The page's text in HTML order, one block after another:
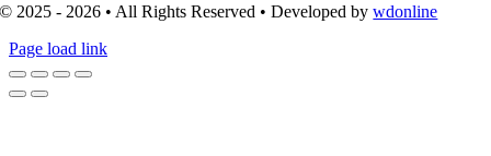
© 2025 - 2026 • All Rights Reserved • Developed bywdonline
Page load link